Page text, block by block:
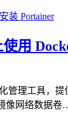
用
管理工具，提
像网络数据卷